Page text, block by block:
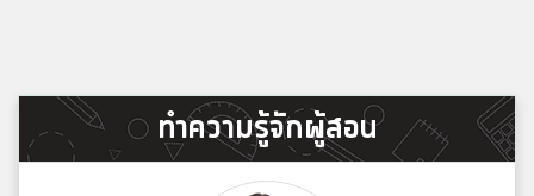
ทำความรู้จักผู้สอน